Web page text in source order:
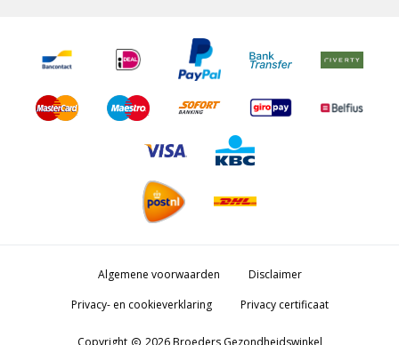
Algemene voorwaarden
Disclaimer
Privacy- en cookieverklaring
Privacy certificaat
Copyright copyright 2026 Broeders Gezondheidswinkel